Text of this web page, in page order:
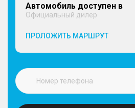
Автомобиль доступен в
Официальный дилер
ПРОЛОЖИТЬ МАРШРУТ